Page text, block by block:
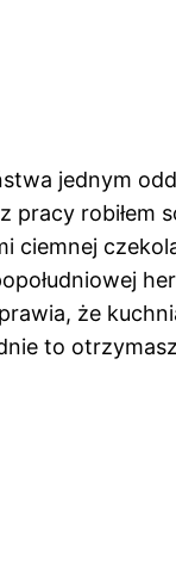
jednym
robiłem
ciemnej
że
to